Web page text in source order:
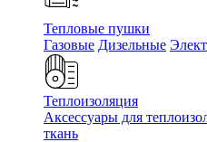
Тепловые пушки
Газовые Дизельные
Теплоизоляция
Аксессуары для
ткань